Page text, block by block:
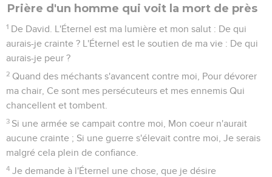
Prière d'un homme qui voit la mort de près
1 De David. L'Éternel est ma lumière et mon salut : De qui
aurais-je crainte ? L'Éternel est le soutien de ma vie : De qui
aurais-je peur ?
2 Quand des méchants s'avancent contre moi, Pour dévorer
ma chair, Ce sont mes persécuteurs et mes ennemis Qui
chancellent et tombent.
3 Si une armée se campait contre moi, Mon coeur n'aurait
aucune crainte ; Si une guerre s'élevait contre moi, Je serais
malgré cela plein de confiance.
4 Je demande à l'Éternel une chose, que je désire